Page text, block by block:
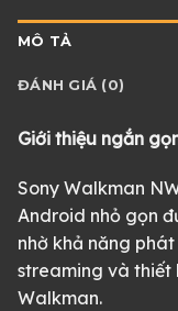
MÔ TẢ
ĐÁNH GIÁ (0)
Giới thiệu ngắn
Sony Walkman
Android nhỏ gọn
nhờ khả năng
streaming và thiết
Walkman.